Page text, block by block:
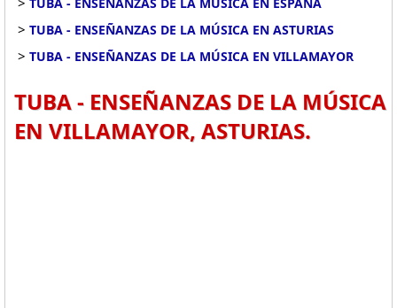
> TUBA - ENSEÑANZAS DE LA MÚSICA EN ASTURIAS
> TUBA - ENSEÑANZAS DE LA MÚSICA EN VILLAMAYOR
TUBA - ENSEÑANZAS DE LA MÚSICA
EN VILLAMAYOR, ASTURIAS.